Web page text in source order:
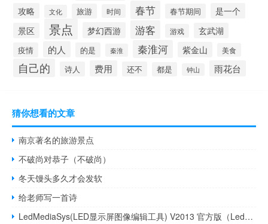
攻略 文化 旅游 时间 春节 春节期间
是一个
景区
景点 梦幻西游 游客 游戏 玄武湖
疫情 的人 的是 秦淮 秦淮河 紫金山 美食
自己的 诗人 费用 还不 都是 钟山 雨花台
猜你想看的文章
南京著名的旅游景点
不破尚对恭子（不破尚）
冬天馒头多久才会发软
给老师写一首诗
LedMediaSys(LED显示屏图像编辑工具) V2013 官方版（LedMediaSys(LED显示屏图像编辑工具) V2013 官方版功能简介）